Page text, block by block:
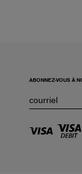
ABONNEZ-VOUS À